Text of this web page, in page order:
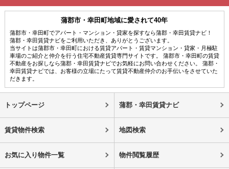
蒲郡市・幸田町地域に愛されて40年
蒲郡市・幸田町でアパート・マンション・貸家を探すなら蒲郡・幸田賃貸ナビ！
蒲郡・幸田賃貸ナビをご利用いただき、ありがとうございます。
当サイトは蒲郡市・幸田町における賃貸アパート・賃貸マンション・貸家・月極駐
車場のご紹介と仲介を行う住宅不動産賃貸専門サイトです。 蒲郡市・幸田町の賃貸
不動産をお探しなら蒲郡・幸田賃貸ナビでお気軽にお問い合わせください。 蒲郡・
幸田賃貸ナビでは、お客様の立場にたって賃貸不動産仲介のお手伝いをさせていた
だきます。
トップページ 蒲郡・幸田賃貸ナビ
賃貸物件検索 地図検索
お気に入り物件一覧 物件閲覧履歴